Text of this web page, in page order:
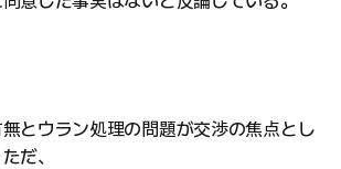
とウラン処理の問題が交渉の焦点とし
だ、